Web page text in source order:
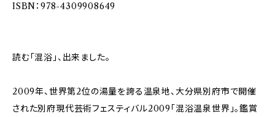
ISBN：978-4309908649
読む「混浴」、出来ました。
2009年、世界第2位の湯量を誇る温泉地、大分県別府市で開催
された別府現代芸術フェスティバル2009「混浴温泉世界」。鑑賞